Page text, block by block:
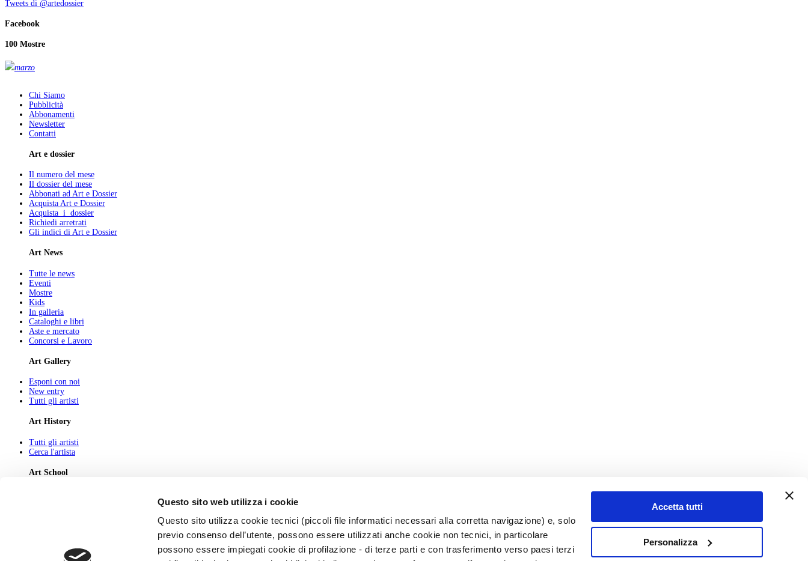
Questo sito web utilizza i cookie
Questo sito utilizza cookie tecnici (piccoli file informatici necessari alla corretta navigazione) e, solo
previo consenso dell’utente, possono essere utilizzati anche cookie non tecnici, in particolare
possono essere impiegati cookie di profilazione - di terze parti e con trasferimento verso paesi terzi
Accetta tutti
Personalizza
Tweets di @artedossier
Facebook
100 Mostre
marzo
Chi Siamo
Pubblicità
Abbonamenti
Newsletter
Contatti
Art e dossier
Il numero del mese
Il dossier del mese
Abbonati ad Art e Dossier
Acquista Art e Dossier
Acquista i dossier
Richiedi arretrati
Gli indici di Art e Dossier
Art News
Tutte le news
Eventi
Mostre
Kids
In galleria
Cataloghi e libri
Aste e mercato
Concorsi e Lavoro
Art Gallery
Esponi con noi
New entry
Tutti gli artisti
Art History
Tutti gli artisti
Cerca l'artista
Art School